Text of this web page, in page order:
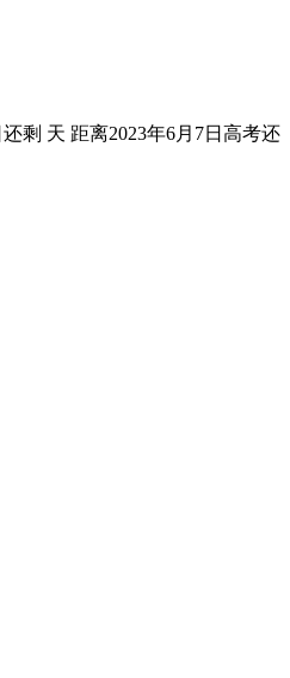
还剩 天 距离2023年6月7日 高考还